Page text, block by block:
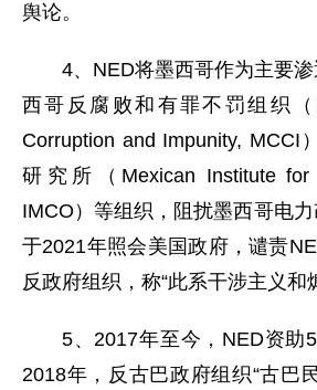
舆论。
4、NED将墨西哥作为主要
西哥反腐败和有罪不罚组织（
Corruption and Impunity, MCCI
研究所（Mexican Institute for
IMCO）等组织，阻扰墨西哥电
于2021年照会美国政府，谴责
反政府组织，称“此系干涉主义和
5、2017年至今，NED资助
2018年，反古巴政府组织“古巴